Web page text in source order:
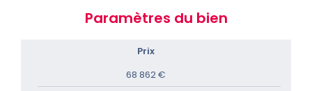
Paramètres du bien
Prix
68 862 €